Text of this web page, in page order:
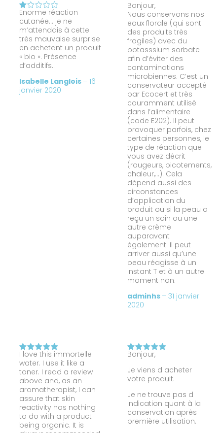
N
ot
e
1
s
ur
5
Isabelle Langlois – 16
janvier 2020
Enorme réaction
cutanée… je ne
m’attendais à cette
très mauvaise surprise
en achetant un produit
« bio ». Présence
d’additifs..
adminhs – 31 janvier
2020
Bonjour,
Nous conservons nos
eaux florale (qui sont
des produits très
fragiles) avec du
potasssium sorbate
afin d’éviter des
contaminations
microbiennes. C’est un
conservateur accepté
par Ecocert et très
couramment utilisé
dans l’alimentaire
(code E202). Il peut
provoquer parfois, chez
certaines personnes, le
type de réaction que
vous avez décrit
(rougeurs, picotements,
chaleur,…). Cela
dépend aussi des
circonstances
d’application du
produit ou si la peau a
reçu un soin ou une
autre crème
auparavant
également. Il peut
arriver aussi qu’une
peau réagisse à un
instant T et à un autre
moment non.
Note 5
sur 5
I love this immortelle
water. I use it like a
toner. I read a review
above and, as an
aromatherapist, I can
assure that skin
reactivity has nothing
to do with a product
being organic. It is
Note5
Bonjour,
Je viens d acheter
votre produit.
Je ne trouve pas d
indication quant à la
conservation après
première utilisation.